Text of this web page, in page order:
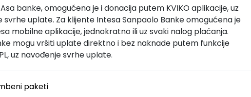
Asa banke, omogućena je i donacija putem KVIKO aplikacije, uz
uplate. Za klijente Intesa Sanpaolo Banke omogućena je
mobilne aplikacije, jednokratno ili uz svaki nalog plaćanja.
mogu vršiti uplate direktno i bez naknade putem funkcije
uz navođenje svrhe uplate.
paketi